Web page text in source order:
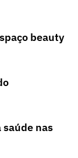
beauty
saúde nas